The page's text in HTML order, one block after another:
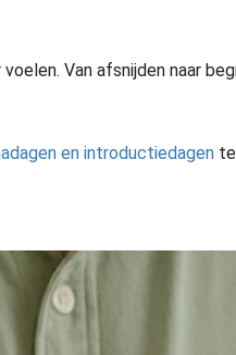
Van afsnijden naar
en introductiedagen